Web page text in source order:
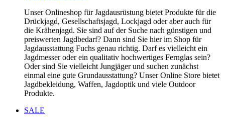
Unser Onlineshop für Jagdausrüstung bietet Produkte für die
Drückjagd, Gesellschaftsjagd, Lockjagd oder aber auch für
die Krähenjagd. Sie sind auf der Suche nach günstigen und
preiswerten Jagdbedarf? Dann sind Sie hier im Shop für
Jagdausstattung Fuchs genau richtig. Darf es vielleicht ein
Jagdmesser oder ein qualitativ hochwertiges Fernglas sein?
Oder sind Sie vielleicht Jungjäger und suchen zunächst
einmal eine gute Grundausstattung? Unser Online Store bietet
Jagdbekleidung, Waffen, Jagdoptik und viele Outdoor
Produkte.
SALE